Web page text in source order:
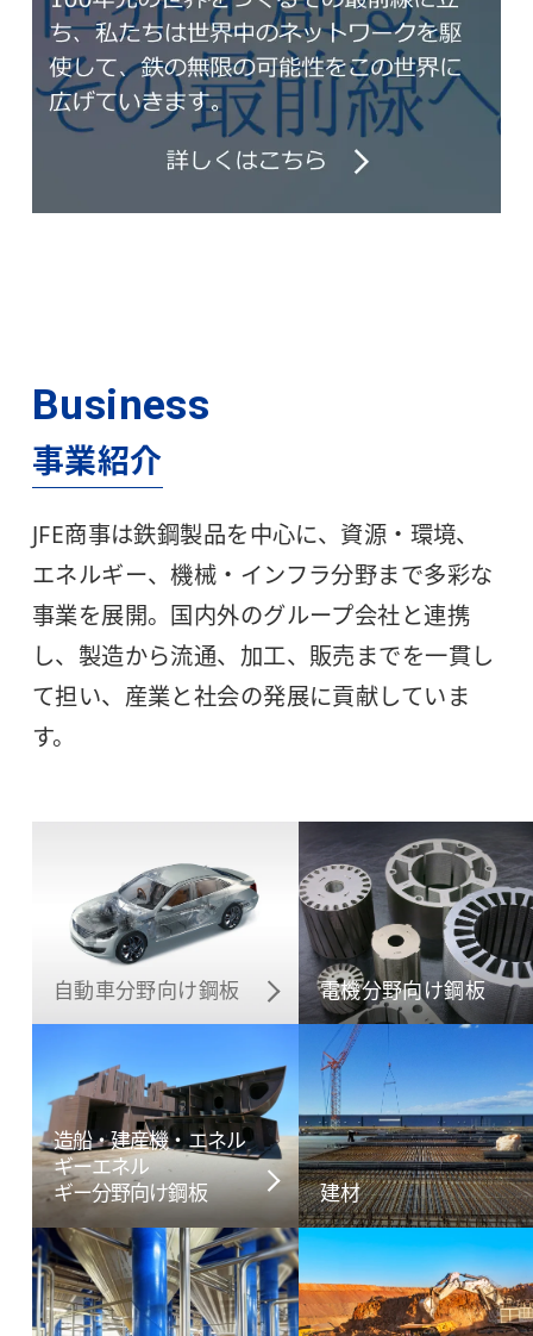
Business
事業紹介
JFE商事は鉄鋼製品を中心に、資源・環境、
エネルギー、機械・インフラ分野まで多彩な
事業を展開。国内外のグループ会社と連携
し、製造から流通、加工、販売までを一貫し
て担い、産業と社会の発展に貢献していま
す。
自動車分野向け鋼板 電機分野向け鋼板
造船・建産機・エネル
ギーエネル
ギー分野向け鋼板
建材